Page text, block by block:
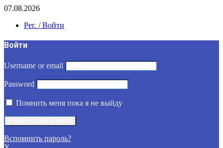
07.08.2026
Рег. / Войти
Войти
Username or email
Password
Помнить меня пока я не выйду
Вспомнить пароль?